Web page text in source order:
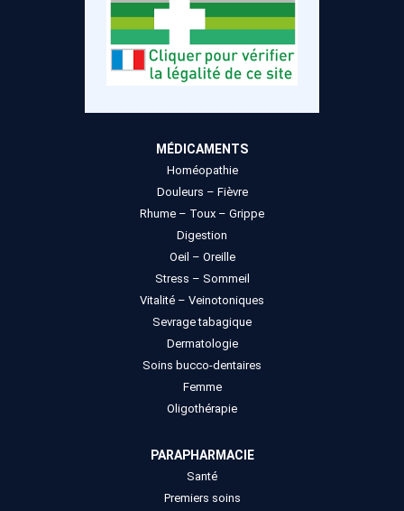
MÉDICAMENTS
Homéopathie
Douleurs – Fièvre
Rhume – Toux – Grippe
Digestion
Oeil – Oreille
Stress – Sommeil
Vitalité – Veinotoniques
Sevrage tabagique
Dermatologie
Soins bucco-dentaires
Femme
Oligothérapie
PARAPHARMACIE
Santé
Premiers soins